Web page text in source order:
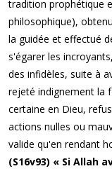
tradition prophétique
philosophique),
la guidée et effectué
s'égarer les
des infidèles, suite à
rejeté indignement la
certaine en Dieu,
actions nulles ou
valide qu'en rendant
(S16v93) « Si Allah